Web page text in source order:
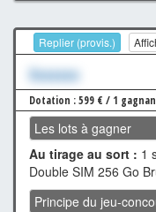
Replier (provis.)
Xxxxxxx
Dotation : 599 € / 1
Les lots à gagner
Au tirage au sort : 1
Double SIM 256 Go
Principe du jeu-